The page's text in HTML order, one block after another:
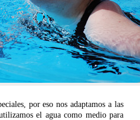
por eso nos adaptamos a las
el agua como medio para